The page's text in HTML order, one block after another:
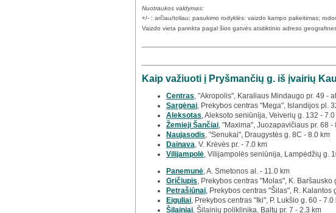
Nuotraukos valdymas:
+/- : arčiau/toliau; pasukimo rodyklės: vaizdo kampo pakeitimas;
Vaizdo vieta parinkta pagal šios gatvės atsitiktinio adreso
Kaip važiuoti į Pryšmančių g. iš įvairių
Centras, "Akropolis", Karaliaus Mindaugo pr. 49 -
Sargėnai, Prekybos centras "Mega", Islandijos pl.
Aleksotas, Aleksoto seniūnija, Veiverių g. 132 - 7.0
Žemieji Šančiai, "Maxima", Juozapavičiaus pr. 68 -
Naujasodis, "Senukai", Draugystės g. 8C - 8.0 km
Dainava, V. Krėvės pr. - 7.0 km
Vilijampolė, Vilijampolės seniūnija, Lampėdžių g.
Panemunė, A. Smetonos al. - 11.0 km
Gričiupis, Prekybos centras "Molas", K. Baršausko
Petrašiūnai, Prekybos centras "Šilas", R. Kalantos
Eiguliai, Prekybos centras "Iki", P. Lukšio g. 60 - 7.0
Šilainiai, Šilainių poliklinika, Baltų pr. 7 - 2.3 km